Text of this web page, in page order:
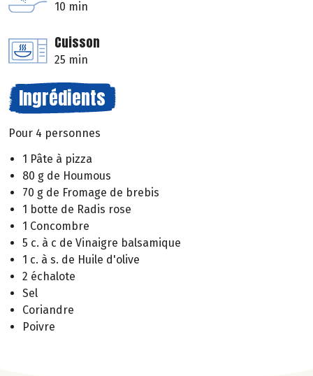
10 min
Cuisson
25 min
Ingrédients
Pour 4 personnes
1 Pâte à pizza
80 g de Houmous
70 g de Fromage de brebis
1 botte de Radis rose
1 Concombre
5 c. à c de Vinaigre balsamique
1 c. à s. de Huile d'olive
2 échalote
Sel
Coriandre
Poivre